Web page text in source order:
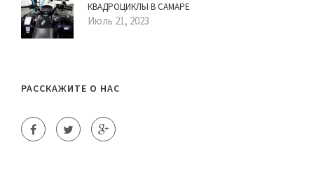
КВАДРОЦИКЛЫ В САМАРЕ
Июль 21, 2023
РАССКАЖИТЕ О НАС